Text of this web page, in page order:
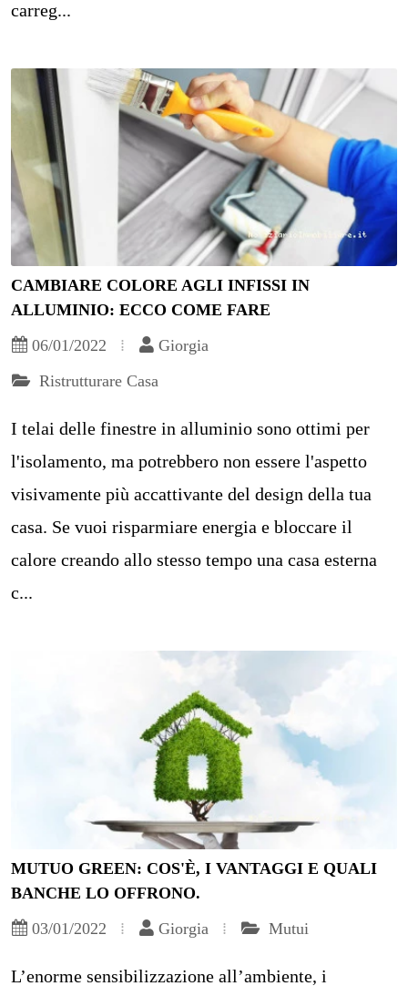
carreg...
CAMBIARE COLORE AGLI INFISSI IN
ALLUMINIO: ECCO COME FARE
06/01/2022
Giorgia
Ristrutturare Casa
I telai delle finestre in alluminio sono ottimi per
l'isolamento, ma potrebbero non essere l'aspetto
visivamente più accattivante del design della tua
casa. Se vuoi risparmiare energia e bloccare il
calore creando allo stesso tempo una casa esterna
c...
MUTUO GREEN: COS'È, I VANTAGGI E QUALI
BANCHE LO OFFRONO.
03/01/2022
Giorgia Mutui
L’enorme sensibilizzazione all’ambiente, i